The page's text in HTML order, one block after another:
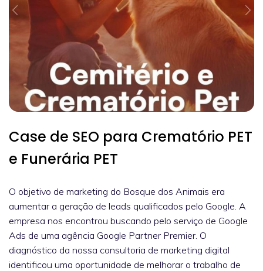
Case de SEO para Crematório PET
e Funerária PET
O objetivo de marketing do Bosque dos Animais era
aumentar a geração de leads qualificados pelo Google. A
empresa nos encontrou buscando pelo serviço de Google
Ads de uma agência Google Partner Premier. O
diagnóstico da nossa consultoria de marketing digital
identificou uma oportunidade de melhorar o trabalho de